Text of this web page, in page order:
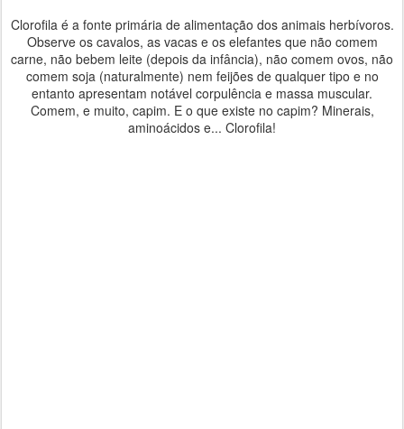
Clorofila é a fonte primária de alimentação dos animais herbívoros.
Observe os cavalos, as vacas e os elefantes que não comem
carne, não bebem leite (depois da infância), não comem ovos, não
comem soja (naturalmente) nem feijões de qualquer tipo e no
entanto apresentam notável corpulência e massa muscular.
Comem, e muito, capim. E o que existe no capim? Minerais,
aminoácidos e... Clorofila!